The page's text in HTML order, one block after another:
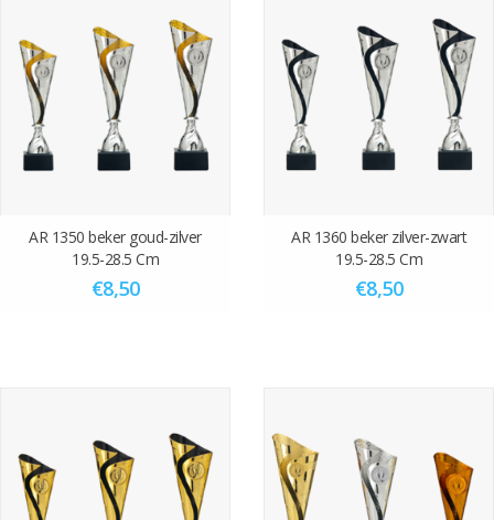
Graveren en standaard sportafbeelding zijn altijd gratis!!
AR 1350 beker goud-zilver
19.5-28.5 Cm
€8,50
AR 1360 beker zilver-zwart
19.5-28.5 Cm
€8,50